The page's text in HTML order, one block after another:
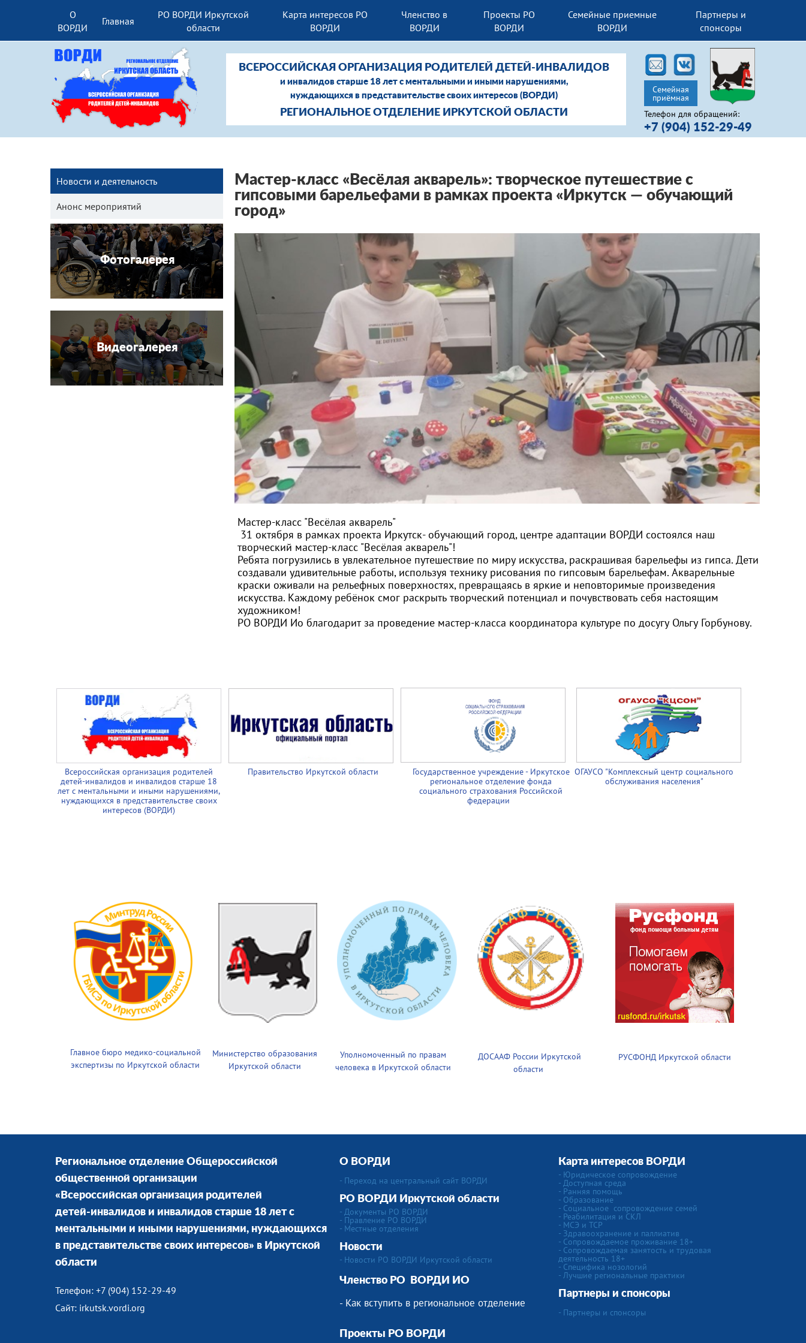
О
ВОРДИ
Главная
РО ВОРДИ Иркутской
области
Карта интересов РО
ВОРДИ
Членство в
ВОРДИ
Проекты РО
ВОРДИ
Семейные приемные
ВОРДИ
Партнеры и
спонсоры
Телефон для обращений:
+7 (904) 152-29-49
ВСЕРОССИЙСКАЯ ОРГАНИЗАЦИЯ РОДИТЕЛЕЙ ДЕТЕЙ-ИНВАЛИДОВ
и инвалидов старше 18 лет с ментальными и иными нарушениями,
нуждающихся в представительстве своих интересов (ВОРДИ)
РЕГИОНАЛЬНОЕ ОТДЕЛЕНИЕ ИРКУТСКОЙ ОБЛАСТИ
Семейная
приёмная
Новости и деятельность
Анонс мероприятий
Фотогалерея
Видеогалерея
Мастер-класс «Весёлая акварель»: творческое путешествие с
гипсовыми барельефами в рамках проекта «Иркутск — обучающий
город»
Мастер-класс "Весёлая акварель"
31 октября в рамках проекта Иркутск- обучающий город, центре адаптации ВОРДИ состоялся наш
творческий мастер-класс "Весёлая акварель"!
Ребята погрузились в увлекательное путешествие по миру искусства, раскрашивая барельефы из гипса. Дети
создавали удивительные работы, используя технику рисования по гипсовым барельефам. Акварельные
краски оживали на рельефных поверхностях, превращаясь в яркие и неповторимые произведения
искусства. Каждому ребёнок смог раскрыть творческий потенциал и почувствовать себя настоящим
художником!
РО ВОРДИ Ио благодарит за проведение мастер-класса координатора культуре по досугу Ольгу Горбунову.
Всероссийская организация родителей
детей-инвалидов и инвалидов старше 18
лет с ментальными и иными нарушениями,
нуждающихся в представительстве своих
интересов (ВОРДИ)
Правительство Иркутской области
Государственное учреждение - Иркутское
региональное отделение фонда
социального страхования Российской
федерации
ОГАУСО "Комплексный центр социального
обслуживания населения"
Главное бюро медико-социальной
экспертизы по Иркутской области
Министерство образования
Иркутской области
Уполномоченный по правам
человека в Иркутской области
ДОСААФ России Иркутской
области
РУСФОНД Иркутской области
Региональное отделение Общероссийской
общественной организации
«Всероссийская организация родителей
детей-инвалидов и инвалидов старше 18 лет с
ментальными и иными нарушениями, нуждающихся
в представительстве своих интересов» в Иркутской
области
Телефон: +7 (904) 152-29-49
Сайт: irkutsk.vordi.org
О ВОРДИ
- Переход на центральный сайт ВОРДИ
РО ВОРДИ Иркутской области
- Документы РО ВОРДИ
- Правление РО ВОРДИ
- Местные отделения
Новости
- Новости РО ВОРДИ Иркутской области
Членство РО
ВОРДИ ИО
- Как вступить в региональное отделение
Проекты РО ВОРДИ
Карта интересов ВОРДИ
- Юридическое сопровождение
- Доступная среда
- Ранняя помощь
- Образование
- Социальное сопровождение семей
- Реабилитация и СКЛ
- МСЭ и ТСР
- Здравоохранение и паллиатив
- Сопровождаемое проживание 18+
- Сопровождаемая занятость и трудовая
деятельность 18+
- Специфика нозологий
- Лучшие региональные практики
Партнеры и спонсоры
- Партнеры и спонсоры